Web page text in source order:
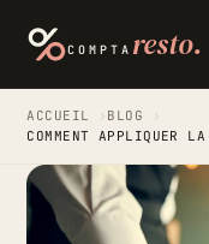
COMPTA resto.
ACCUEIL › BLOG
›
COMMENT APPLIQUER